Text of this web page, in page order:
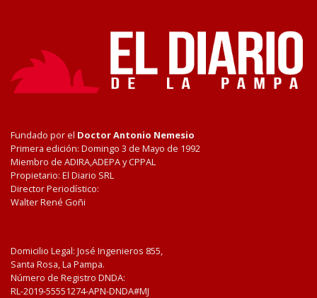
Fundado por el Doctor Antonio Nemesio
Primera edición: Domingo 3 de Mayo de 1992
Miembro de ADIRA,ADEPA y CPPAL
Propietario: El Diario SRL
Director Periodístico:
Walter René Goñi
Domicilio Legal: José Ingenieros 855,
Santa Rosa, La Pampa.
Número de Registro DNDA:
RL-2019-55551274-APN-DNDA#MJ